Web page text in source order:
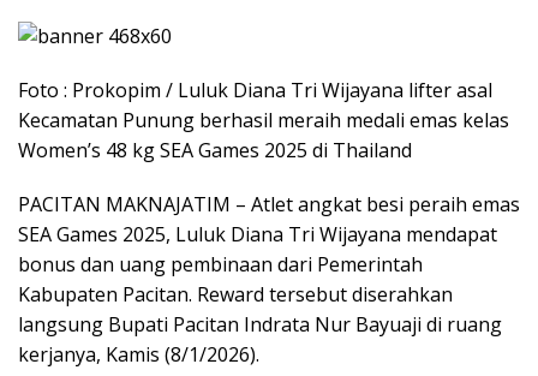
Foto : Prokopim / Luluk Diana Tri Wijayana lifter asal
Kecamatan Punung berhasil meraih medali emas kelas
Women’s 48 kg SEA Games 2025 di Thailand
PACITAN MAKNAJATIM – Atlet angkat besi peraih emas
SEA Games 2025, Luluk Diana Tri Wijayana mendapat
bonus dan uang pembinaan dari Pemerintah
Kabupaten Pacitan. Reward tersebut diserahkan
langsung Bupati Pacitan Indrata Nur Bayuaji di ruang
kerjanya, Kamis (8/1/2026).